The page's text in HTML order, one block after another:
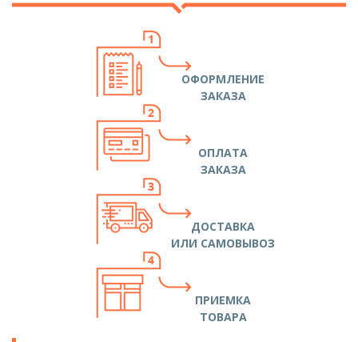
ОФОРМЛЕНИЕ
ЗАКАЗА
ОПЛАТА
ЗАКАЗА
ДОСТАВКА
ИЛИ САМОВЫВОЗ
ПРИЕМКА
ТОВАРА